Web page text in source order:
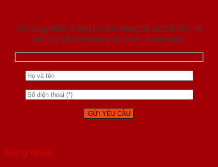
Vui lòng nhập thông tin để chúng tôi có thể liên hệ
với quý khách trong thời gian nhanh nhất.
Đăng nhập